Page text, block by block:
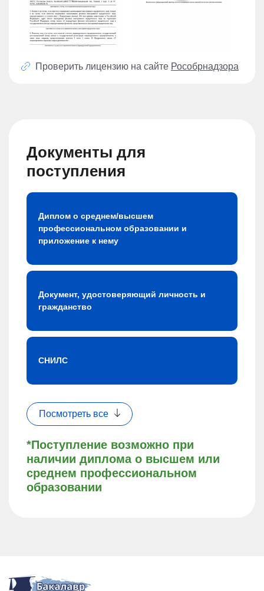
Проверить лицензию на сайте Рособрнадзора
Документы для
поступления
*Поступление возможно при
наличии диплома о высшем или
среднем профессиональном
образовании
Диплом о среднем/высшем
профессиональном образовании и
приложение к нему
Документ, удостоверяющий личность и
гражданство
СНИЛС
Посмотреть все